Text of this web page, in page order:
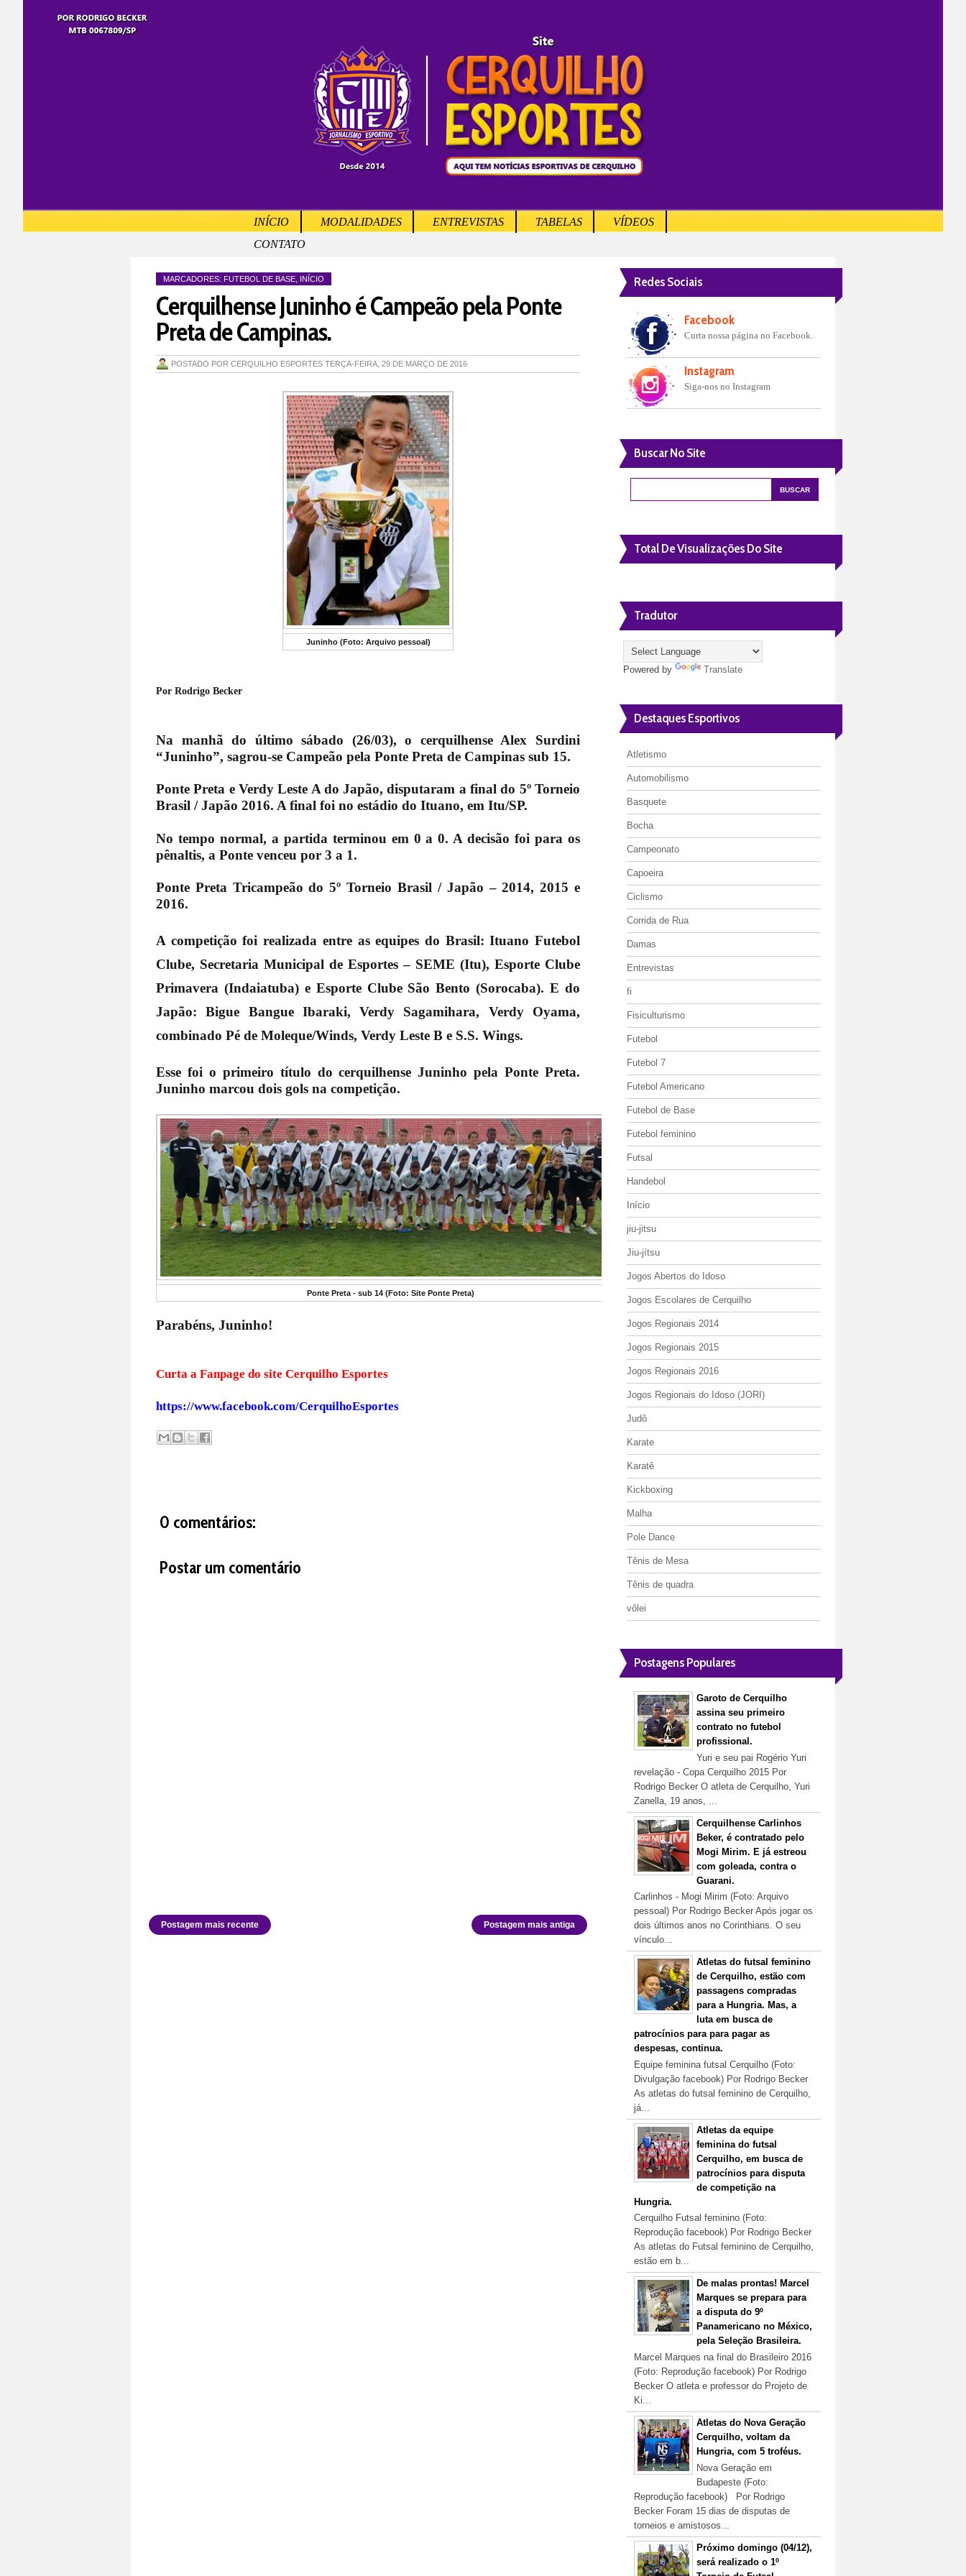
INÍCIO MODALIDADES ENTREVISTAS TABELAS
VÍDEOS
CONTATO
MARCADORES: FUTEBOL DE BASE INÍCIO
Cerquilhense Juninho é Campeão pela Ponte
Preta de Campinas.
POSTADO POR CERQUILHO ESPORTES TERÇA-FEIRA, 29 DE MARÇO DE 2016
Juninho (Foto: Arquivo pessoal)
Por Rodrigo Becker
Na manhã do último sábado (26/03), o cerquilhense Alex Surdini
“Juninho”, sagrou-se Campeão pela Ponte Preta de Campinas sub 15.
Ponte Preta e Verdy Leste A do Japão, disputaram a final do 5º Torneio
Brasil / Japão 2016. A final foi no estádio do Ituano, em Itu/SP.
No tempo normal, a partida terminou em 0 a 0. A decisão foi para os
pênaltis, a Ponte venceu por 3 a 1.
Ponte Preta Tricampeão do 5º Torneio Brasil / Japão – 2014, 2015 e
2016.
A competição foi realizada entre as equipes do Brasil:Ituano Futebol
Clube, Secretaria Municipal de Esportes – SEME (Itu), Esporte Clube
Primavera (Indaiatuba) e Esporte Clube São Bento (Sorocaba). E do
Japão: Bigue Bangue Ibaraki, Verdy Sagamihara, Verdy Oyama,
combinado Pé de Moleque/Winds, Verdy Leste B e S.S. Wings.
Esse foi o primeiro título do cerquilhense Juninho pela Ponte Preta.
Juninho marcou dois gols na competição.
Ponte Preta - sub 14 (Foto: Site Ponte Preta)
Parabéns, Juninho!
Curta a Fanpage do site Cerquilho Esportes
https://www.facebook.com/CerquilhoEsportes
0 comentários:
Postar um comentário
Postagem mais recente Postagem mais antiga
Redes Sociais
Facebook
Curta nossa página no Facebook.
Instagram
Siga-nos no Instagram
Buscar No Site
Total De Visualizações Do Site
Tradutor
Powered by Translate
Destaques Esportivos
Atletismo
Automobilismo
Basquete
Bocha
Campeonato
Capoeira
Ciclismo
Corrida de Rua
Damas
Entrevistas
fi
Fisiculturismo
Futebol
Futebol 7
Futebol Americano
Futebol de Base
Futebol feminino
Futsal
Handebol
Início
jiu-jitsu
Jiu-jítsu
Jogos Abertos do Idoso
Jogos Escolares de Cerquilho
Jogos Regionais 2014
Jogos Regionais 2015
Jogos Regionais 2016
Jogos Regionais do Idoso (JORI)
Judô
Karate
Karatê
Kickboxing
Malha
Pole Dance
Tênis de Mesa
Tênis de quadra
vôlei
Postagens Populares
Garoto de Cerquilho
assina seu primeiro
contrato no futebol
profissional.
Yuri e seu pai Rogério Yuri
revelação - Copa Cerquilho 2015 Por
Rodrigo Becker O atleta de Cerquilho, Yuri
Zanella, 19 anos, ...
Cerquilhense Carlinhos
Beker, é contratado pelo
Mogi Mirim. E já estreou
com goleada, contra o
Guarani.
Carlinhos - Mogi Mirim (Foto: Arquivo
pessoal) Por Rodrigo Becker Após jogar os
dois últimos anos no Corinthians. O seu
vínculo...
Atletas do futsal feminino
de Cerquilho, estão com
passagens compradas
para a Hungria. Mas, a
luta em busca de
patrocínios para para pagar as
despesas, continua.
Equipe feminina futsal Cerquilho (Foto:
Divulgação facebook) Por Rodrigo Becker
As atletas do futsal feminino de Cerquilho,
já...
Atletas da equipe
feminina do futsal
Cerquilho, em busca de
patrocínios para disputa
de competição na
Hungria.
Cerquilho Futsal feminino (Foto:
Reprodução facebook) Por Rodrigo Becker
As atletas do Futsal feminino de Cerquilho,
estão em b...
De malas prontas! Marcel
Marques se prepara para
a disputa do 9º
Panamericano no México,
pela Seleção Brasileira.
Marcel Marques na final do Brasileiro 2016
(Foto: Reprodução facebook) Por Rodrigo
Becker O atleta e professor do Projeto de
Ki...
Atletas do Nova Geração
Cerquilho, voltam da
Hungria, com 5 troféus.
Nova Geração em
Budapeste (Foto:
Reprodução facebook) Por Rodrigo
Becker Foram 15 dias de disputas de
torneios e amistosos...
Próximo domingo (04/12),
será realizado o 1º